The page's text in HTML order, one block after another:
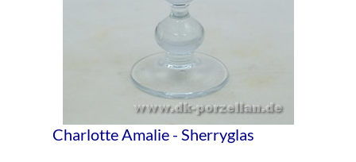
Charlotte Amalie - Sherryglas